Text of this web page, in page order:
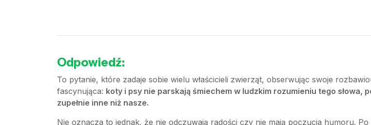
Odpowiedź:
To pytanie, które zadaje sobie wielu właścicieli zwierząt, obserwując swoje
fascynująca: koty i psy nie parskają śmiechem w ludzkim rozumieniu tego
zupełnie inne niż nasze.
Nie oznacza to jednak, że nie odczuwają radości czy nie mają poczucia humoru.